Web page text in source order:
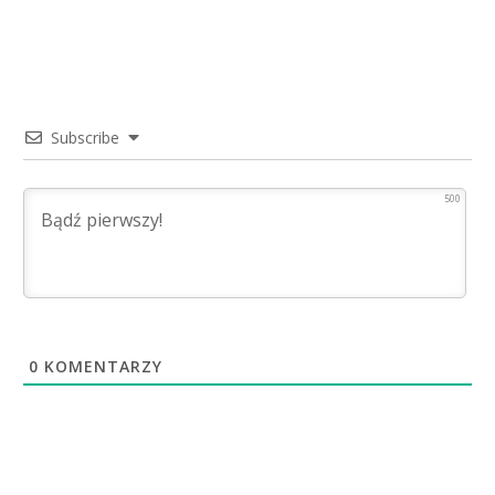
Subscribe
500
0 KOMENTARZY